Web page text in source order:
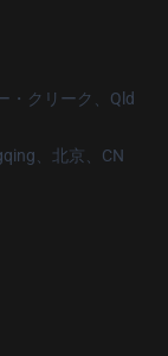
・クリーク、Qld
、北京、CN